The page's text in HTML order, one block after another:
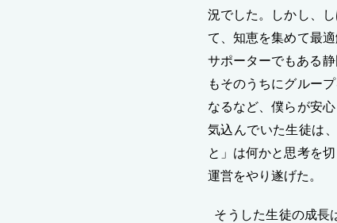
況でした。しかし、
て、知恵を集めて最
サポーターでもある
もそのうちにグルー
なるなど、僕らが安
気込んでいた生徒は
と」は何かと思考を
運営をやり遂げた。
そうした生徒の成長